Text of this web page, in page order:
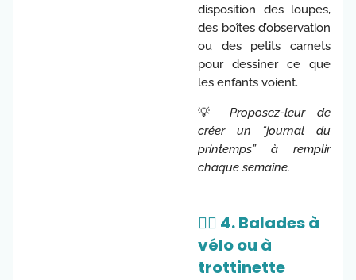
disposition des loupes,
des boîtes d’observation
ou des petits carnets
pour dessiner ce que
les enfants voient.
💡Proposez-leur de
créer un “journal du
printemps” à remplir
chaque semaine.
🚴‍♀️ 4. Balades à
vélo ou à
trottinette